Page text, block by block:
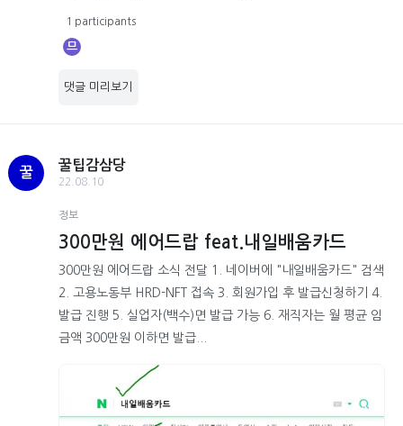
1 participants
므
댓글 미리보기
꿀
꿀팁감삼당
22.08.10
정보
300만원 에어드랍 feat.내일배움카드
300만원 에어드랍 소식 전달 1. 네이버에 "내일배움카드" 검색
2. 고용노동부 HRD-NFT 접속 3. 회원가입 후 발급신청하기 4.
발급 진행 5. 실업자(백수)면 발급 가능 6. 재직자는 월 평균 임
금액 300만원 이하면 발급...